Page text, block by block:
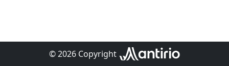
© 2026 Copyright